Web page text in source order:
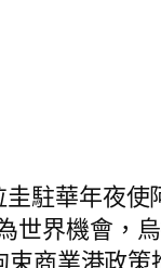
駐華年夜
世界機會，